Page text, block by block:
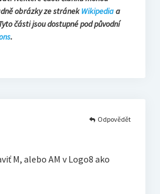
obrázky ze stránekWikipediaa
části jsou dostupné pod původní
.
M, alebo AM v Logo8 ako
Odpovědět